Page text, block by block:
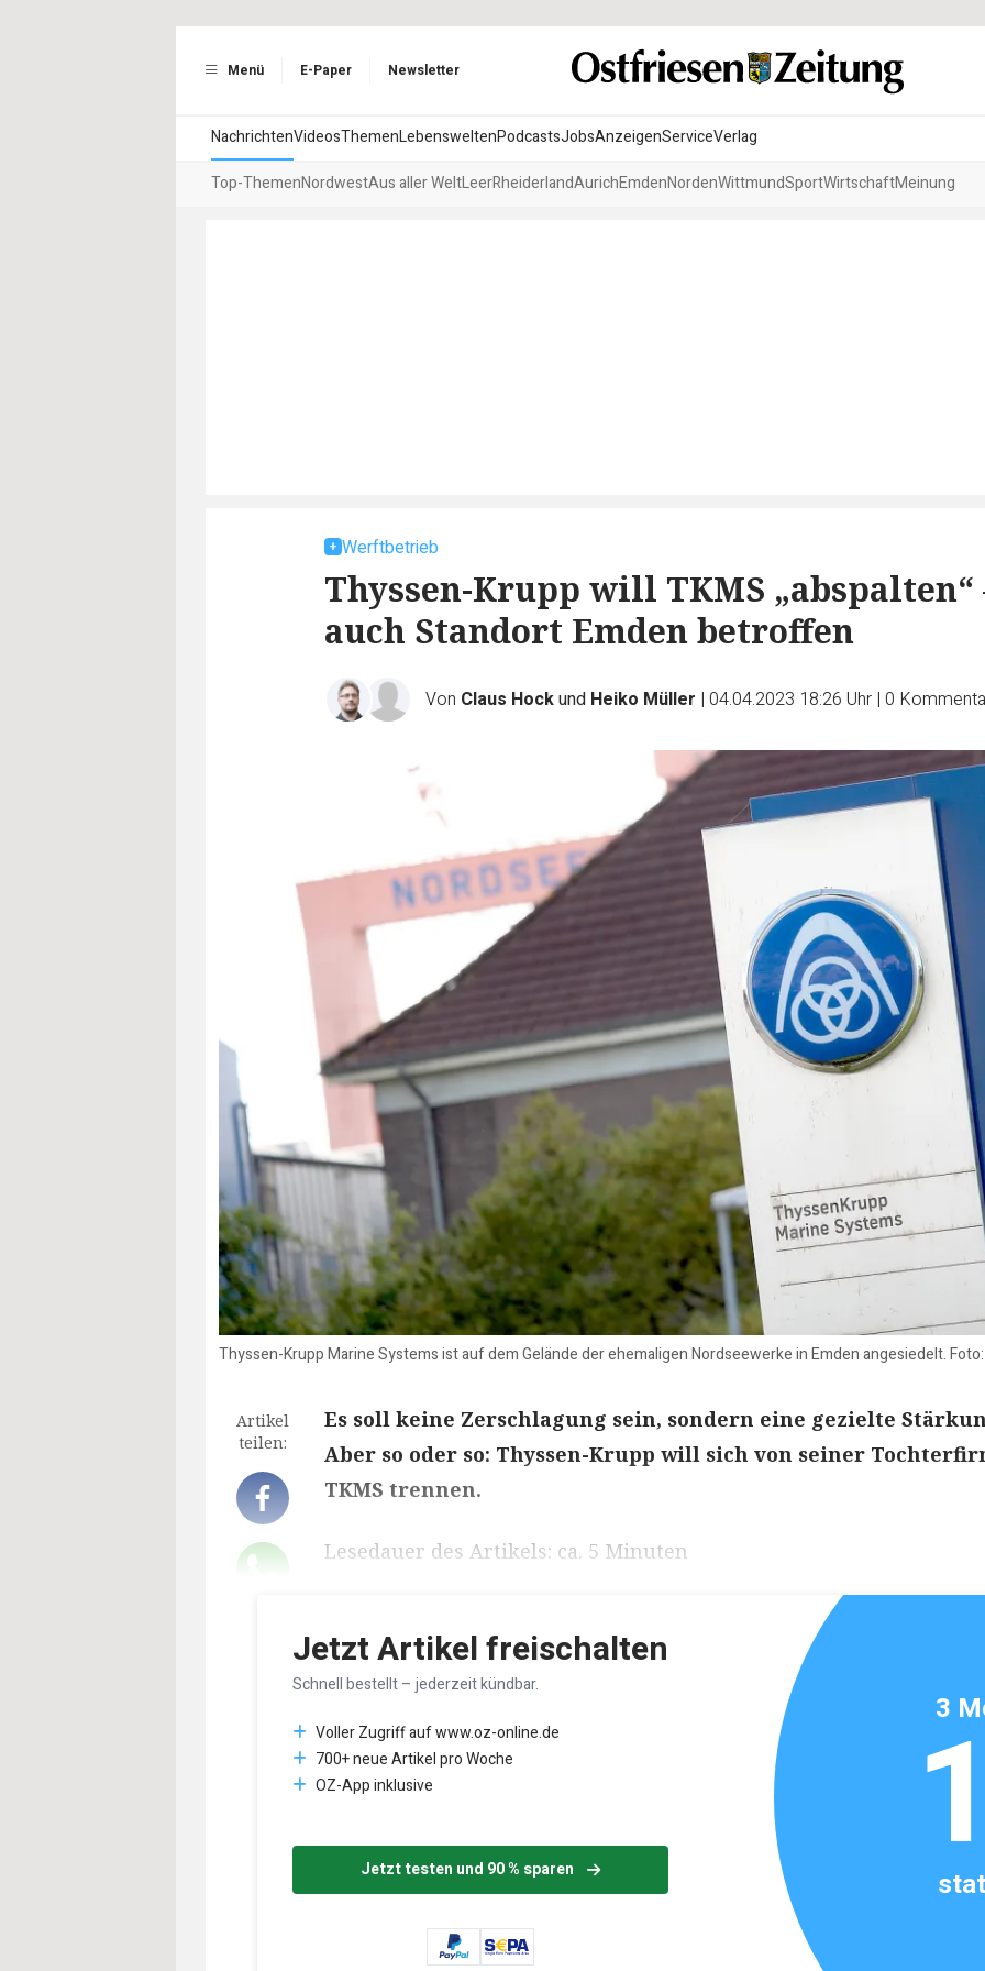
Menü E-Paper Newsletter
NachrichtenVideosThemenLebensweltenPodcastsJobsAnzeigenServiceVerlag
Top-ThemenNordwestAus aller WeltLeerRheiderlandAurichEmdenNordenWittmundSportWirtschaftMeinung
Werftbetrieb
Thyssen-Krupp will TKMS „abspalten“
auch Standort Emden betroffen
Von Claus Hockund Heiko Müller | 04.04.2023 18:26 Uhr | 0
Thyssen-Krupp Marine Systems ist auf dem Gelände der ehemaligen Nordseewerke in Emden angesiedelt.
Artikel
teilen:
Es soll keine Zerschlagung sein, sondern eine gezielte
Aber so oder so: Thyssen-Krupp will sich von seiner
TKMS trennen.
Lesedauer des Artikels: ca. 5 Minuten
Jetzt Artikel freischalten
Schnell bestellt – jederzeit kündbar.
Voller Zugriff auf www.oz-online.de
700+ neue Artikel pro Woche
OZ-App inklusive
Jetzt testen und 90 % sparen
3